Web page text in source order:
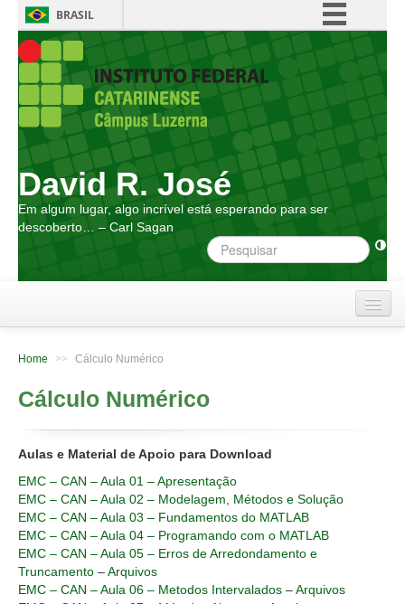
BRASIL
Simplifique!
Comunica BR
Acesso à informação
Legislação
Canais
David R. José
Em algum lugar, algo incrível está esperando para ser
descoberto… – Carl Sagan
Disciplinas
Home >> Cálculo Numérico
Cálculo Numérico
Aulas e Material de Apoio para Download
EMC – CAN – Aula 01 – Apresentação
EMC – CAN – Aula 02 – Modelagem, Métodos e Solução
EMC – CAN – Aula 03 – Fundamentos do MATLAB
EMC – CAN – Aula 04 – Programando com o MATLAB
EMC – CAN – Aula 05 – Erros de Arredondamento e
Truncamento –Arquivos
EMC – CAN – Aula 06 – Metodos Intervalados –Arquivos